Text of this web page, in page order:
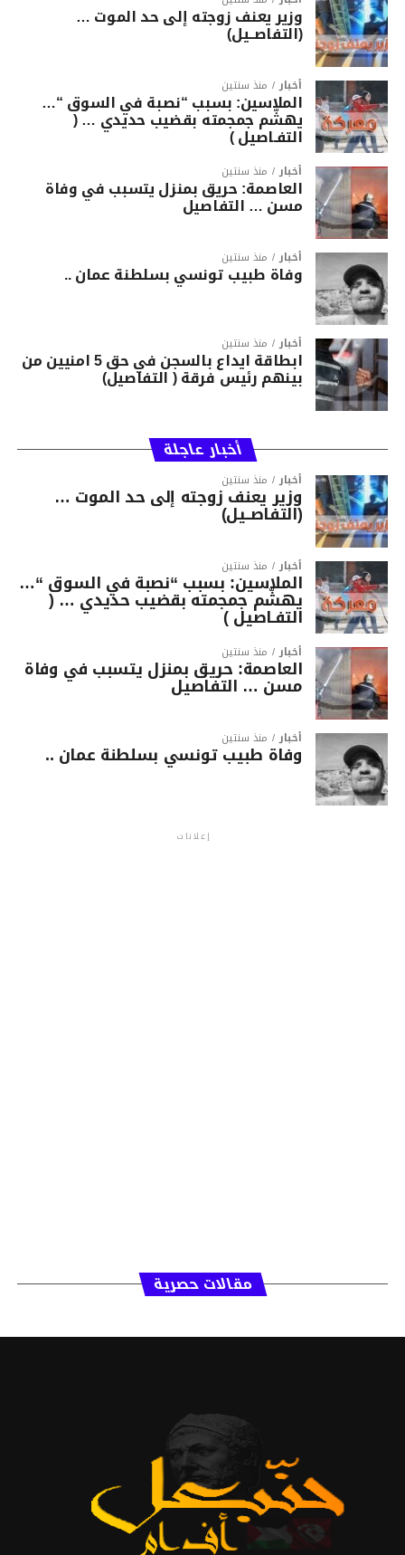
وزير يعنف زوجته إلى حد الموت …
(التفاصــيل)
أخبار منذ سنتين
الملاسين: بسبب “نصبة في السوق “…
يهشّم جمجمته بقضيب حديدي … (
التفـاصيل )
أخبار منذ سنتين
العاصمة: حريق بمنزل يتسبب في وفاة
مسن … التفاصيل
أخبار منذ سنتين
وفاة طبيب تونسي بسلطنة عمان ..
أخبار منذ سنتين
ابطاقة ايداع بالسجن في حق 5 امنيين من
بينهم رئيس فرقة ( التفاصيل)
أخبار عاجلة
أخبار منذ سنتين
وزير يعنف زوجته إلى حد الموت …
(التفاصــيل)
أخبار منذ سنتين
الملاسين: بسبب “نصبة في السوق “…
يهشّم جمجمته بقضيب حديدي … (
التفـاصيل )
أخبار منذ سنتين
العاصمة: حريق بمنزل يتسبب في وفاة
مسن … التفاصيل
أخبار منذ سنتين
وفاة طبيب تونسي بسلطنة عمان ..
إعلانات
مقالات حصرية